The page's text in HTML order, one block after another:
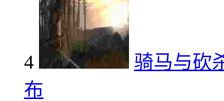
4
骑马与砍
布